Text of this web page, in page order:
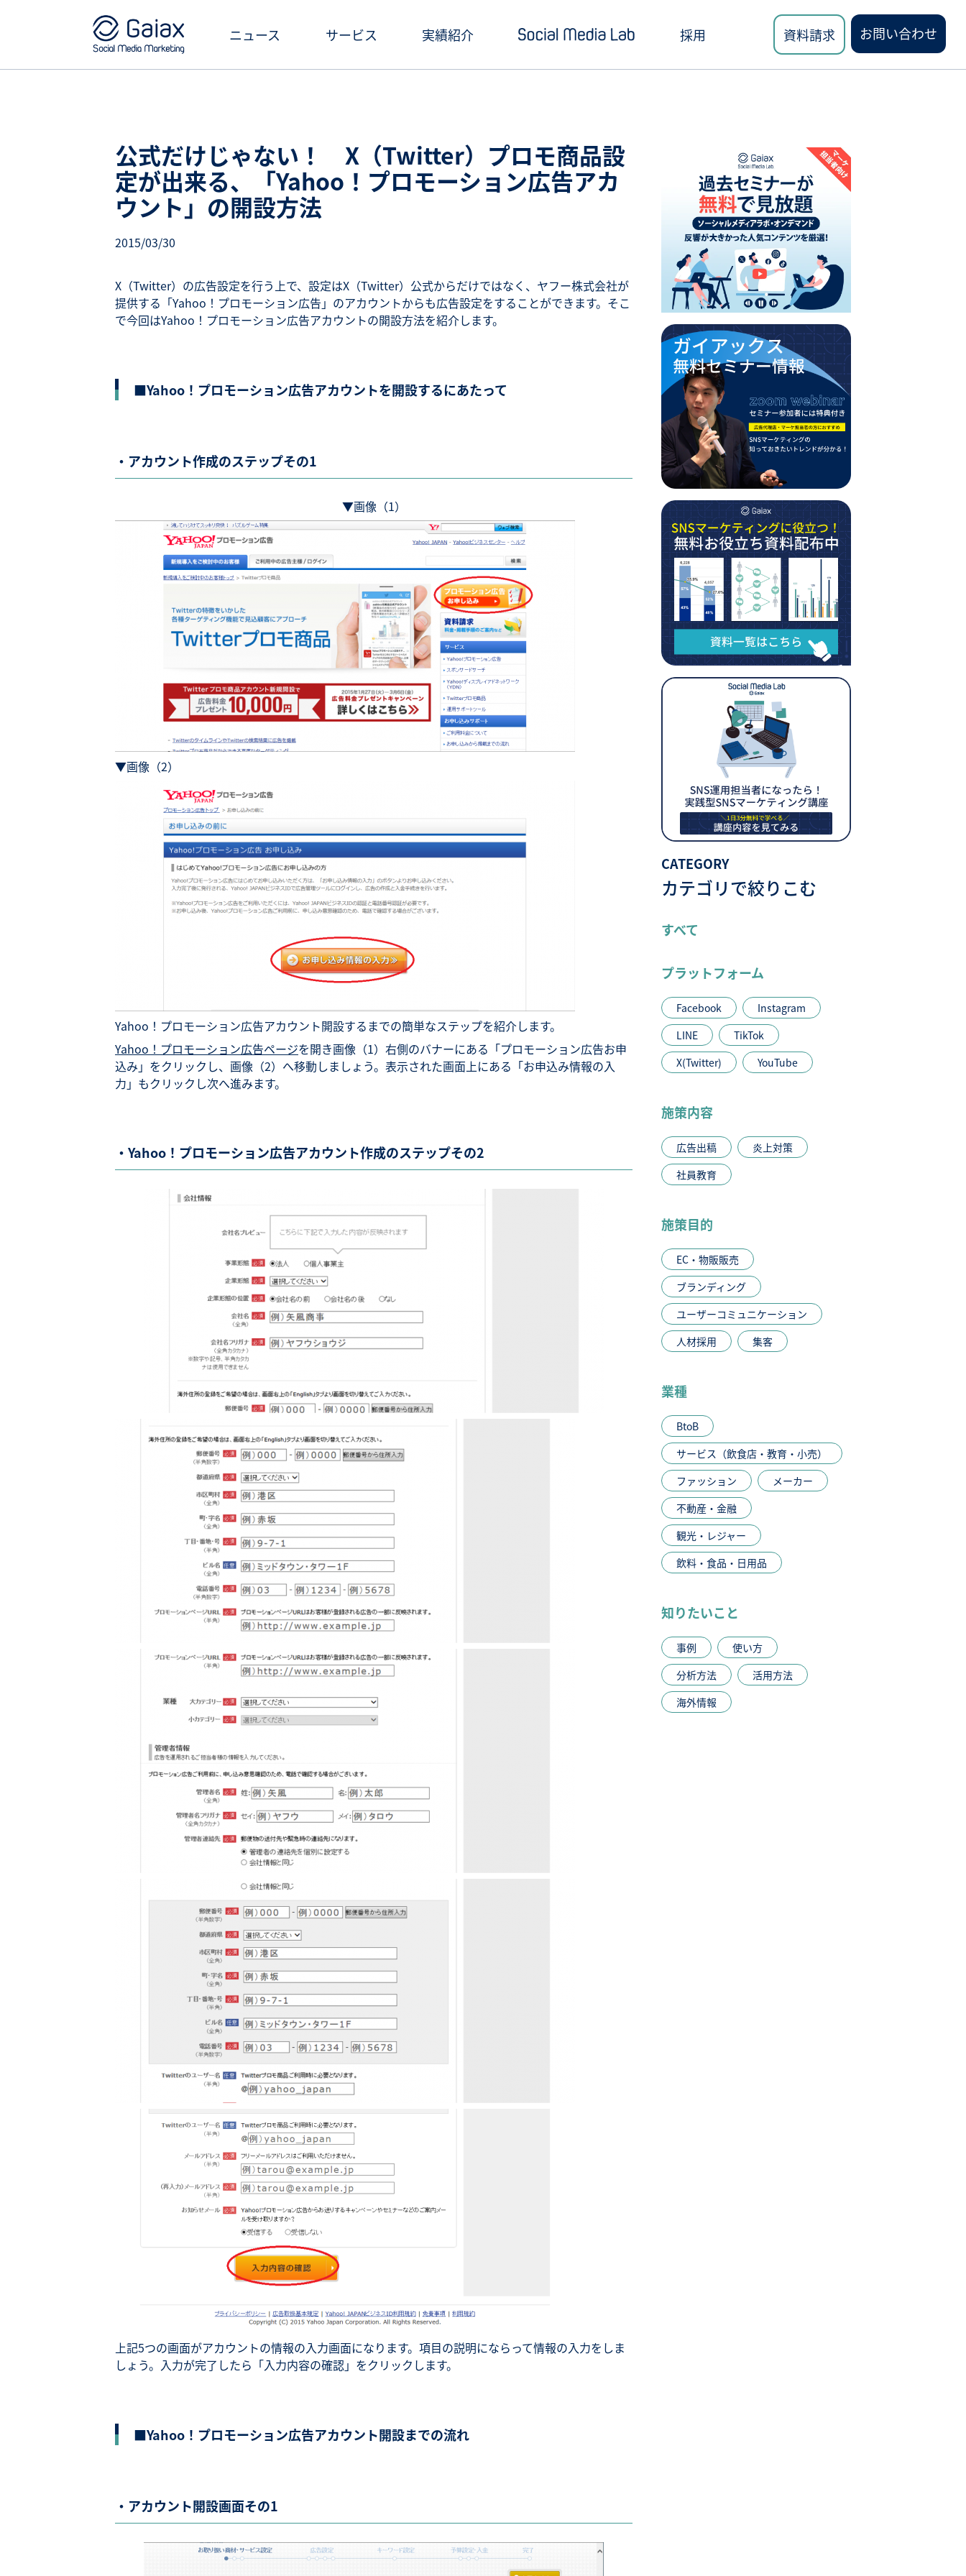
ニュース サービス
クリエイティブ制作・撮影
SNS広告運用
実績紹介
お役立ち資料ダウンロード
Social Media Lab講座
採用 資料請求 お問い合わせ
公式だけじゃない！ X（Twitter）プロモ商品設
定が出来る、「Yahoo！プロモーション広告アカ
ウント」の開設方法
2015/03/30
X（Twitter）の広告設定を行う上で、設定はX（Twitter）公式からだけではなく、ヤフー株式会社が
提供する「Yahoo！プロモーション広告」のアカウントからも広告設定をすることができます。そこ
で今回はYahoo！プロモーション広告アカウントの開設方法を紹介します。
■Yahoo！プロモーション広告アカウントを開設するにあたって
・アカウント作成のステップその1
▼画像（1）
▼画像（2）
Yahoo！プロモーション広告アカウント開設するまでの簡単なステップを紹介します。
Yahoo！プロモーション広告ページを開き画像（1）右側のバナーにある「プロモーション広告お申
込み」をクリックし、画像（2）へ移動しましょう。表示された画面上にある「お申込み情報の入
力」もクリックし次へ進みます。
・Yahoo！プロモーション広告アカウント作成のステップその2
上記5つの画面がアカウントの情報の入力画面になります。項目の説明にならって情報の入力をしま
しょう。入力が完了したら「入力内容の確認」をクリックします。
■Yahoo！プロモーション広告アカウント開設までの流れ
・アカウント開設画面その1
CATEGORY
カテゴリで絞りこむ
すべて
プラットフォーム
Facebook
Instagram
LINE
TikTok
X(Twitter)
YouTube
施策内容
広告出稿
炎上対策
社員教育
施策目的
EC・物販販売
ブランディング
ユーザーコミュニケーション
人材採用
集客
業種
BtoB
サービス（飲食店・教育・小売）
ファッション
メーカー
不動産・金融
観光・レジャー
飲料・食品・日用品
知りたいこと
事例
使い方
分析方法
活用方法
海外情報